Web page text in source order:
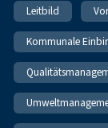
Leitbild
Kommunale